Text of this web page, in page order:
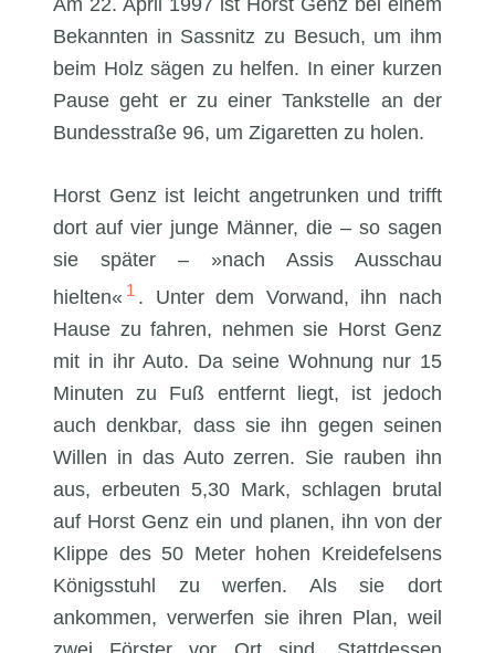
Bekannten in Sassnitz zu Besuch, um ihm
beim Holz sägen zu helfen. In einer kurzen
Pause geht er zu einer Tankstelle an der
Bundesstraße 96, um Zigaretten zu holen.
Horst Genz ist leicht angetrunken und trifft
dort auf vier junge Männer, die – so sagen
sie später – »nach Assis Ausschau
hielten« 1 . Unter dem Vorwand, ihn nach
Hause zu fahren, nehmen sie Horst Genz
mit in ihr Auto. Da seine Wohnung nur 15
Minuten zu Fuß entfernt liegt, ist jedoch
auch denkbar, dass sie ihn gegen seinen
Willen in das Auto zerren. Sie rauben ihn
aus, erbeuten 5,30 Mark, schlagen brutal
auf Horst Genz ein und planen, ihn von der
Klippe des 50 Meter hohen Kreidefelsens
Königsstuhl zu werfen. Als sie dort
ankommen, verwerfen sie ihren Plan, weil